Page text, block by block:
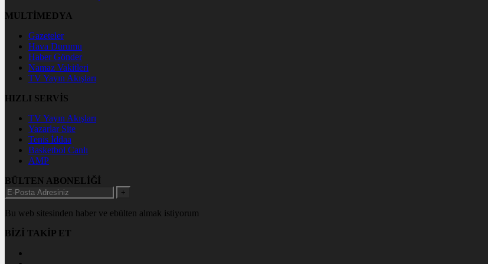
MULTİMEDYA
Gazeteler
Hava Durumu
Haber Gönder
Namaz Vakitleri
TV Yayın Akışları
HIZLI SERVİS
TV Yayın Akışları
Yazarlar Site
Tenis İddaa
Basketbol Canlı
AMP
BÜLTEN ABONELİĞİ
+
Bu web sitesinden haber ve ebülten almak istiyorum
BİZİ TAKİP ET